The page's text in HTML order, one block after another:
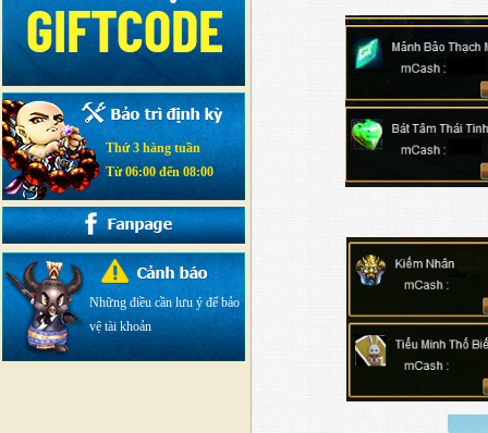
Thứ 3 hàng tuần
Từ 06:00 đến 08:00
Những điều cần lưu ý để bảo
vệ tài khoản